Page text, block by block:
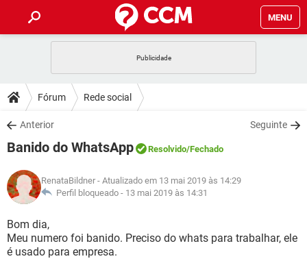
MENU
CELULAR
OUTLOOK
INSTAGRAM GMAIL
GUIA DE COMPRAS
DICAS
JOGOS
INSTAGRAM GMAIL
GUIA DE COMPRAS
DOWNLOADS
JOGOS WHATSAPP
CELULAR
OUTLOOK EXCEL
INSTAGRAM
GUIA DE COMPRAS
JOGOS WHATSAPP
CELULAR
OUTLOOK
INSTAGRAM
GLOSSÁRIO
JOGOS
CELULAR FACEBOOK
Fórum Rede social
Anterior Seguinte
Banido do WhatsApp Resolvido/Fechado
RenataBildner - Atualizado em 13 mai 2019 às 14:29
Perfil bloqueado - 13 mai 2019 às 14:31
Bom dia,
Meu numero foi banido. Preciso do whats para trabalhar, ele
é usado para empresa.